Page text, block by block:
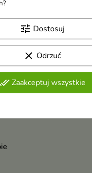
o
w każdej chwili. W tym
informacji prawnej.
tune Dostosuj
clear Odrzuć
Zaakceptuj wszystkie